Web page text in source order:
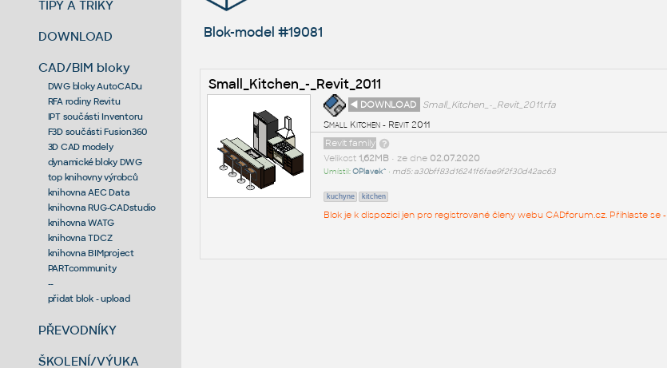
TIPY A TRIKY
DOWNLOAD
CAD/BIM bloky
DWG bloky AutoCADu
RFA rodiny Revitu
IPT součásti Inventoru
F3D součásti Fusion360
3D CAD modely
dynamické bloky DWG
top knihovny výrobců
knihovna AEC Data
knihovna RUG-CADstudio
knihovna WATG
knihovna TDCZ
knihovna BIMproject
PARTcommunity
--
přidat blok - upload
PŘEVODNÍKY
ŠKOLENÍ/VÝUKA
Blok-model #19081
Small_Kitchen_-_Revit_2011
◄ DOWNLOAD
Small_Kitchen_-_Revit_2011.rfa
Small Kitchen - Revit 2011
Revit family
Velikost 1,62MB• ze dne 02.07.2020
Umístil:OPlavek^ • md5: a30bff83d16241f6fae9f2f30d42ac63
kuchyne kitchen
Blok je k dispozici jen pro registrované členy webu CADforum.cz. Přihlaste se -